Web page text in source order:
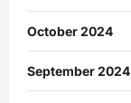
October 2024
September 2024